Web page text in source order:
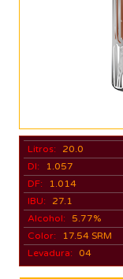
Litros:
20.0
DI:
1.057
DF:
1.014
IBU:
27.1
Alcohol:
5.77%
Color:
17.54 SRM
Levadura:
04